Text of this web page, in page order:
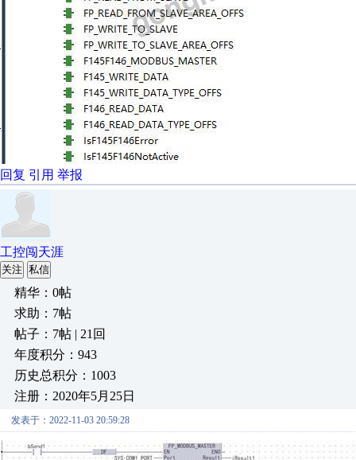
回复 引用 举报
工控闯天涯
关注 私信
精华：0帖
求助：7帖
帖子：7帖 | 21回
年度积分：943
历史总积分：1003
注册：2020年5月25日
发表于：2022-11-03 20:59:28